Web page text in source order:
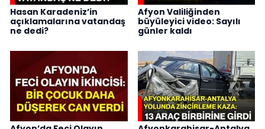
Hasan Karadeniz’in
açıklamalarına vatandaş
ne dedi?
Afyon Valiliğinden
büyüleyici video: Sayılı
günler kaldı